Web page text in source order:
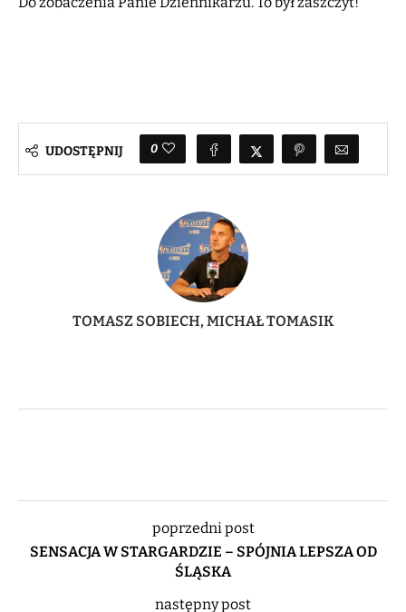
UDOSTĘPNIJ 0
TOMASZ SOBIECH, MICHAŁ TOMASIK
poprzedni post
SENSACJA W STARGARDZIE – SPÓJNIA LEPSZA OD
ŚLĄSKA
następny post